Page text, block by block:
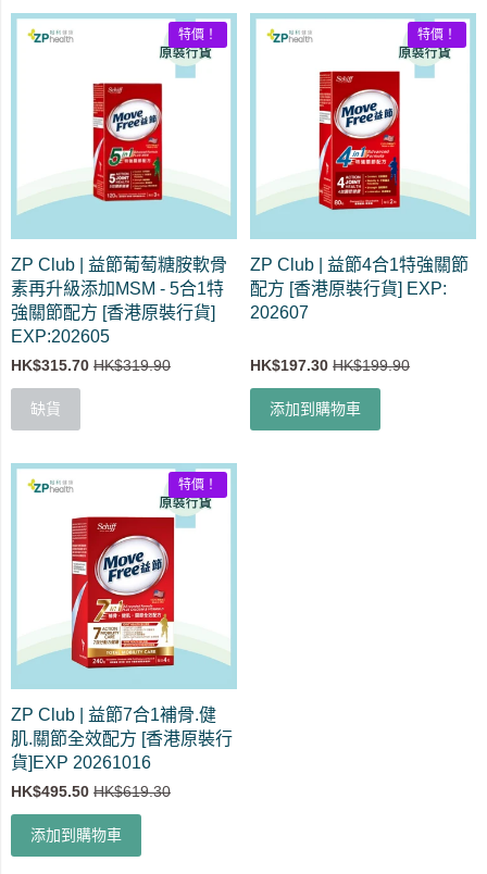
ZP Club | 益節葡萄糖胺軟骨
素再升級添加MSM - 5合1特
強關節配方 [香港原裝行貨]
EXP:202605
特價！
HK$315.70 HK$319.90
缺貨
ZP Club | 益節4合1特強關節
配方 [香港原裝行貨] EXP:
202607
特價！
HK$197.30 HK$199.90
添加到購物車
ZP Club | 益節7合1補骨.健
肌.關節全效配方 [香港原裝行
貨]EXP 20261016
特價！
HK$495.50 HK$619.30
添加到購物車